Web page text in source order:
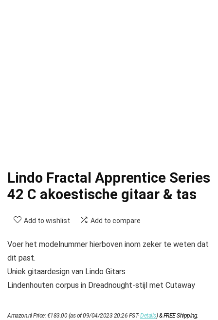
Lindo Fractal Apprentice Series
42 C akoestische gitaar & tas
Add to wishlist Add to compare
Voer het modelnummer hierboven inom zeker te weten dat
dit past.
Uniek gitaardesign van Lindo Gitars
Lindenhouten corpus in Dreadnought-stijl met Cutaway
Amazon.nl Price:€183.00(as of 09/04/2023 20:26 PST-Details)&FREE Shipping.